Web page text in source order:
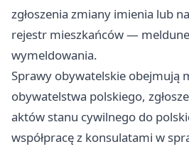
zgłoszenia zmiany imienia lub
rejestr mieszkańców —
wymeldowania.
Sprawy obywatelskie obejmują
obywatelstwa polskiego,
aktów stanu cywilnego do
współpracę z konsulatami w